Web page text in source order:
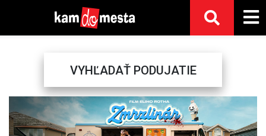
VYHĽADAŤ PODUJATIE